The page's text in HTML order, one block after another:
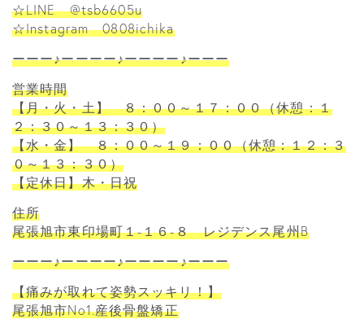
☆LINE @tsb6605u
☆Instagram 0808ichika
ーーー♪ーーーー♪ーーーー♪ーーー
営業時間
【月・火・土】 ８：００～１７：００（休憩：１
２：３０～１３：３０）
【水・金】 ８：００～１９：００（休憩：１２：３
０～１３：３０）
【定休日】木・日祝
住所
尾張旭市東印場町１-１６-８ レジデンス尾州B
ーーー♪ーーーー♪ーーーー♪ーーー
【痛みが取れて姿勢スッキリ！】
尾張旭市No1.産後骨盤矯正